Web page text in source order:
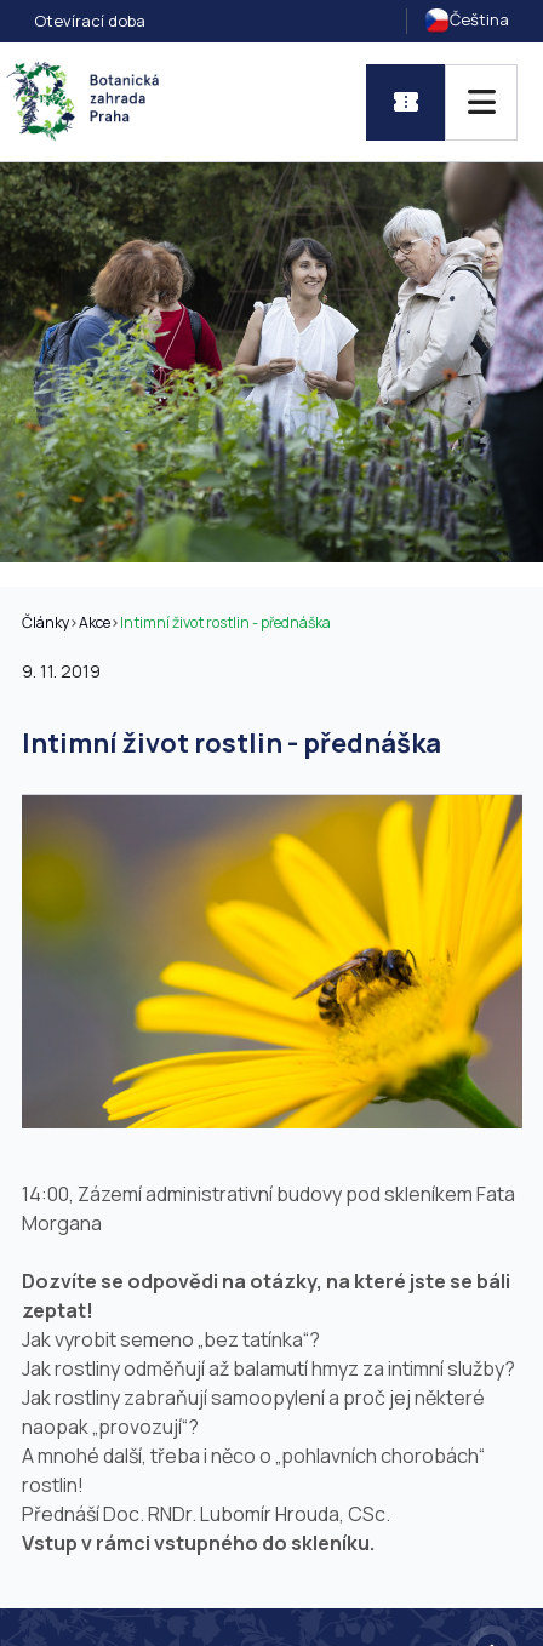
Otevírací doba Čeština
Články>Akce>Intimní život rostlin - přednáška
9. 11. 2019
Intimní život rostlin - přednáška
14:00, Zázemí administrativní budovy pod skleníkem Fata
Morgana
Dozvíte se odpovědi na otázky, na které jste se báli
zeptat!
Jak vyrobit semeno „bez tatínka“?
Jak rostliny odměňují až balamutí hmyz za intimní služby?
Jak rostliny zabraňují samoopylení a proč jej některé
naopak „provozují“?
A mnohé další, třeba i něco o „pohlavních chorobách“
rostlin!
Přednáší Doc. RNDr. Lubomír Hrouda, CSc.
Vstup v rámci vstupného do skleníku.